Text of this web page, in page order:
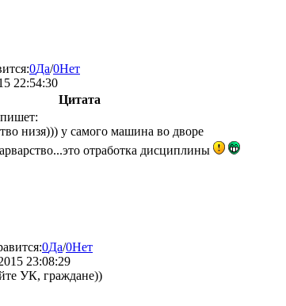
0Да/0Нет
22:54:30
Цитата
низя))) у самого машина во дворе
отработка дисциплины
0Да/0Нет
23:08:29
УК, граждане))